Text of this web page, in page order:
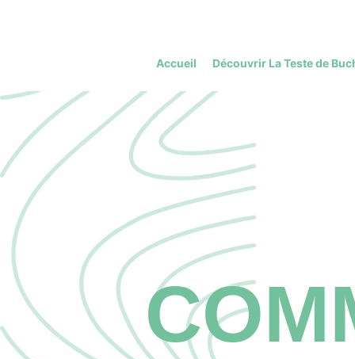
Accueil Découvrir La Teste de